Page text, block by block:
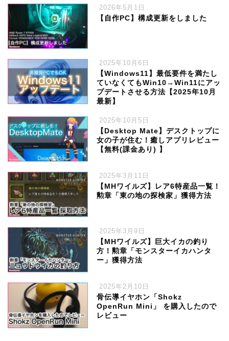
2026年5月1日
【自作PC】構成更新をしました
2025年10月6日
【Windows11】最低要件を満たし
ていなくてもWin10→Win11にアッ
プデートさせる方法【2025年10月
最新】
2025年10月5日
【Desktop Mate】デスクトップに
女の子が住む！癒しアプリレビュー
【無料(課金あり) 】
2025年3月11日
【MHワイルズ】レア6特産品一覧！
勲章「東の地の探検家」獲得方法
2025年3月9日
【MHワイルズ】巨大イカの釣り
方！勲章「モンスターイカハンタ
ー」獲得方法
2025年2月10日
骨伝導イヤホン「Shokz
OpenRun Mini」 を購入したので
レビュー